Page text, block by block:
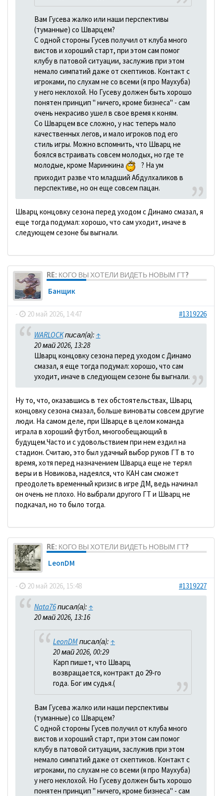
Вам Гусева жалко или наши перспективы
(туманные) со Шварцем?
С одной стороны Гусев получил от клуба много
вистов и хороший старт, при этом сам помог
клубу в патовой ситуации, заслужив при этом
немало симпатий даже от скептиков. Контакт с
игроками, по слухам не со всеми (я про Маухуба)
у него неклохой. Но Гусеву должен быть хорошо
понятен принцип " ничего, кроме бизнеса" - сам
очень некрасиво ушел в свое время к коням.
Со Шварцем все сложно, у нас теперь мало
качественных легов, и мало игроков под его
стиль игры. Можно вспомнить, что Шварц не
боялся встраивать совсем молодых, но где те
молодые, кроме Маринкина
? На ум
приходит разве что младший Абдулхаликов в
перспективе, но он еще совсем пацан.
Шварц концовку сезона перед уходом с Динамо смазал, я
еще тогда подумал: хорошо, что сам уходит, иначе в
следующем сезоне бы выгнали.
RE: КОГО ВЫ ХОТЕЛИ ВИДЕТЬ НОВЫМ ГТ?
Банщик
- 20 май 2026, 14:47 #1319226
WARLOCKписал(а): ↑
20 май 2026, 13:28
Шварц концовку сезона перед уходом с Динамо
смазал, я еще тогда подумал: хорошо, что сам
уходит, иначе в следующем сезоне бы выгнали.
Ну то, что, оказавшись в тех обстоятельствах, Шварц
концовку сезона смазал, больше виноваты совсем другие
люди. На самом деле, при Шварце в целом команда
играла в хороший футбол, многообещающий в
будущем.Часто и с удовольствием при нем ездил на
стадион. Считаю, это был удачный выбор руков ГТ в то
время, хотя перед назначением Шварца еще не терял
веры и в Новикова, надеялся, что КАН сам сможет
преодолеть временный кризис в игре ДМ, ведь начинал
он очень не плохо. Но выбрали другого ГТ и Шварц не
подкачал, но то было тогда.
RE: КОГО ВЫ ХОТЕЛИ ВИДЕТЬ НОВЫМ ГТ?
LeonDM
- 20 май 2026, 15:48 #1319227
Nata76писал(а): ↑
20 май 2026, 13:16
LeonDMписал(а): ↑
20 май 2026, 00:29
Карп пишет, что Шварц
возвращается, контракт до 29-го
года. Бог им судья.(
Вам Гусева жалко или наши перспективы
(туманные) со Шварцем?
С одной стороны Гусев получил от клуба много
вистов и хороший старт, при этом сам помог
клубу в патовой ситуации, заслужив при этом
немало симпатий даже от скептиков. Контакт с
игроками, по слухам не со всеми (я про Маухуба)
у него неклохой. Но Гусеву должен быть хорошо
понятен принцип " ничего, кроме бизнеса" - сам